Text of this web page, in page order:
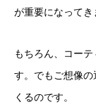
が重要になってき
もちろん、コー
す。でもご想像
くるのです。